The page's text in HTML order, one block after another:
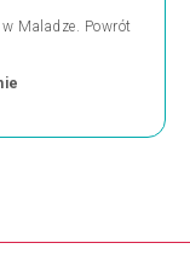
Maladze. Powrót